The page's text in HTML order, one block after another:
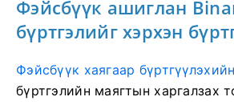
Фэйсбүүк ашиглан
бүртгэлийг хэрхэн
Фэйсбүүк хаягаар бүртгүүлэхийн
бүртгэлийн маягтын харгалзах